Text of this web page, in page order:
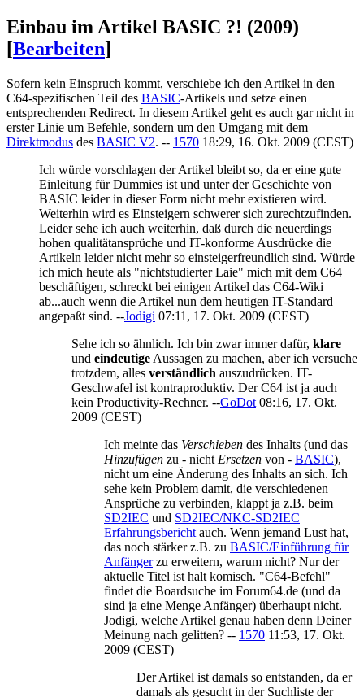
Einbau im Artikel BASIC ?! (2009)
[Bearbeiten]
Sofern kein Einspruch kommt, verschiebe ich den Artikel in den
C64-spezifischen Teil des BASIC-Artikels und setze einen
entsprechenden Redirect. In diesem Artikel geht es auch gar nicht in
erster Linie um Befehle, sondern um den Umgang mit dem
Direktmodus des BASIC V2. -- 1570 18:29, 16. Okt. 2009 (CEST)
Ich würde vorschlagen der Artikel bleibt so, da er eine gute
Einleitung für Dummies ist und unter der Geschichte von
BASIC leider in dieser Form nicht mehr existieren wird.
Weiterhin wird es Einsteigern schwerer sich zurechtzufinden.
Leider sehe ich auch weiterhin, daß durch die neuerdings
hohen qualitätansprüche und IT-konforme Ausdrücke die
Artikeln leider nicht mehr so einsteigerfreundlich sind. Würde
ich mich heute als "nichtstudierter Laie" mich mit dem C64
beschäftigen, schreckt bei einigen Artikel das C64-Wiki
ab...auch wenn die Artikel nun dem heutigen IT-Standard
angepaßt sind. --Jodigi 07:11, 17. Okt. 2009 (CEST)
Sehe ich so ähnlich. Ich bin zwar immer dafür, klare
und eindeutige Aussagen zu machen, aber ich versuche
trotzdem, alles verständlich auszudrücken. IT-
Geschwafel ist kontraproduktiv. Der C64 ist ja auch
kein Productivity-Rechner. --GoDot 08:16, 17. Okt.
2009 (CEST)
Ich meinte das Verschieben des Inhalts (und das
Hinzufügen zu - nicht Ersetzen von - BASIC),
nicht um eine Änderung des Inhalts an sich. Ich
sehe kein Problem damit, die verschiedenen
Ansprüche zu verbinden, klappt ja z.B. beim
SD2IEC und SD2IEC/NKC-SD2IEC
Erfahrungsbericht auch. Wenn jemand Lust hat,
das noch stärker z.B. zu BASIC/Einführung für
Anfängerzu erweitern, warum nicht? Nur der
aktuelle Titel ist halt komisch. "C64-Befehl"
findet die Boardsuche im Forum64.de (und da
sind ja eine Menge Anfänger) überhaupt nicht.
Jodigi, welche Artikel genau haben denn Deiner
Meinung nach gelitten? -- 1570 11:53, 17. Okt.
2009 (CEST)
Der Artikel ist damals so entstanden, da er
damals als gesucht in der Suchliste der